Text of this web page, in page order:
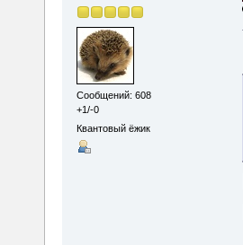
Сообщений: 608
+1/-0
Квантовый ёжик